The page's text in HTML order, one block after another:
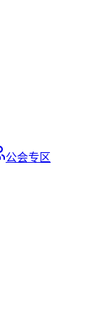
公会专区